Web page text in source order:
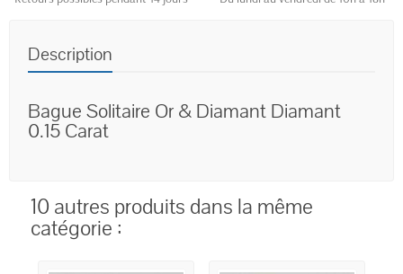
Description
Bague Solitaire Or & Diamant Diamant
0.15 Carat
10 autres produits dans la même
catégorie :